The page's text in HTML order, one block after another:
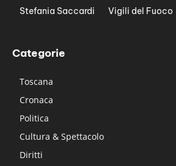
Stefania Saccardi
Vigili del Fuoco
Categorie
Toscana
Cronaca
Politica
Cultura & Spettacolo
Diritti